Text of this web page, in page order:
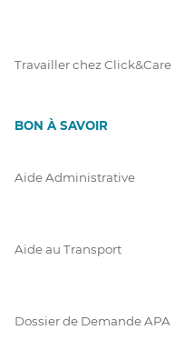
Travailler chez Click&Care
BON À SAVOIR
Aide Administrative
Aide au Transport
Dossier de Demande APA